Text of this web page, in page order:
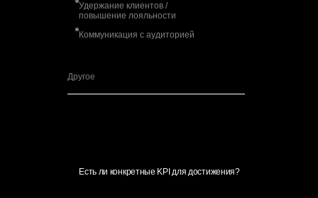
Удержание клиентов /
повышение лояльности
Коммуникация с аудиторией
Есть ли конкретные KPI для достижения?